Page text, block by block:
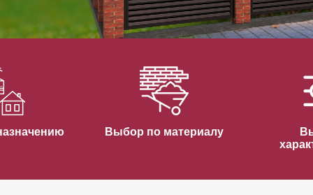
Заборы под ключ
Готовые заборы
Быстровозводимые заборы
Выбор по материалу